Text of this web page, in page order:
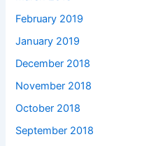
February 2019
January 2019
December 2018
November 2018
October 2018
September 2018